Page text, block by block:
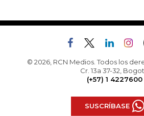
© 2026, RCN Medios. Todos los
Cr. 13a 37-32,
(+57) 1 4227600
SUSCRÍBASE